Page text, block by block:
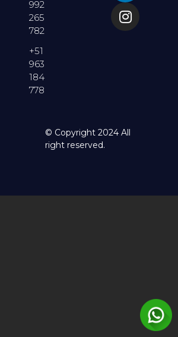
992
265
782
+51
963
184
778
© Copyright 2024 All
right reserved.